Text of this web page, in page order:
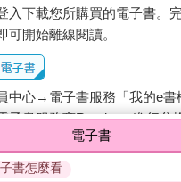
入下載您所購買的電子書。
可開始離線閱讀。
中心→電子書服務「我的e書
子書服務商Readmoo進行兌
護，您在金石堂所購買的電
電子書
書怎麼看